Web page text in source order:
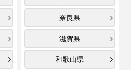
奈良県
滋賀県
和歌山県